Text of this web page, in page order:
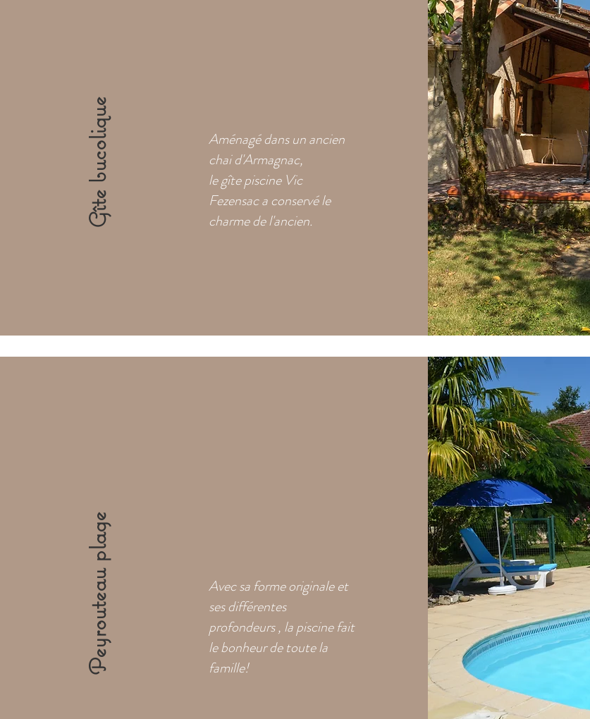
Gîte bucolique
Aménagé dans un ancien
chai d'Armagnac,
le gîte piscine Vic
Fezensac a conservé le
charme de l'ancien.
Peyrouteau plage
Avec sa forme originale et
ses différentes
profondeurs , la piscine fait
le bonheur de toute la
famille!